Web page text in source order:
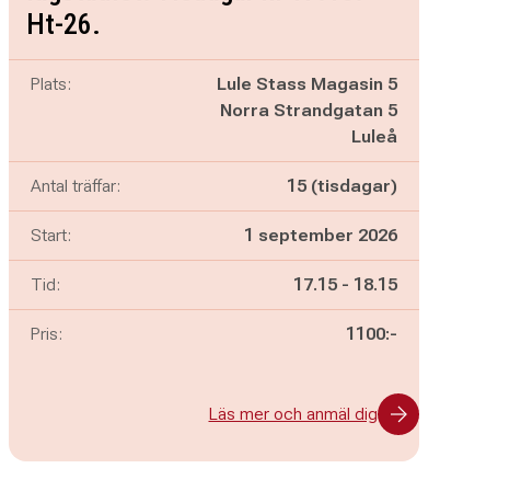
Ht-26.
Plats:
Lule Stass Magasin 5
Norra Strandgatan 5
Luleå
Antal träffar: 15 (tisdagar)
Start: 1 september 2026
Tid: Pågår mellan
17.15 - och
18.15
Pris: 1100:-
Läs mer och anmäl dig